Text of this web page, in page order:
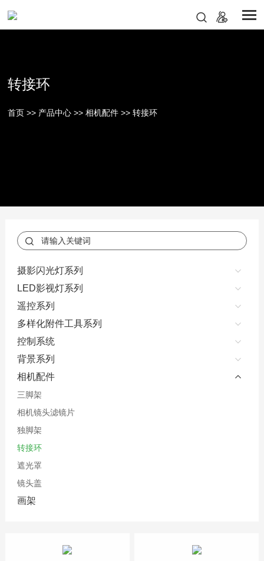
转接环
首页 >> 产品中心 >>相机配件 >>转接环
摄影闪光灯系列
LED影视灯系列
遥控系列
多样化附件工具系列
控制系统
背景系列
相机配件
三脚架
相机镜头滤镜片
独脚架
转接环
遮光罩
镜头盖
画架